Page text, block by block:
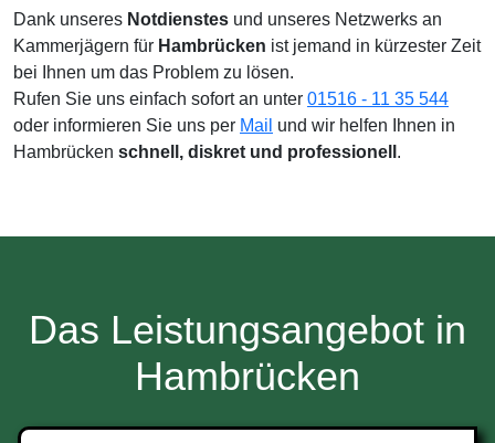
Dank unseres Notdienstes und unseres Netzwerks an
Kammerjägern für Hambrücken ist jemand in kürzester Zeit
bei Ihnen um das Problem zu lösen.
Rufen Sie uns einfach sofort an unter 01516 - 11 35 544
oder informieren Sie uns per Mail und wir helfen Ihnen in
Hambrücken schnell, diskret und professionell .
Das Leistungsangebot in
Hambrücken